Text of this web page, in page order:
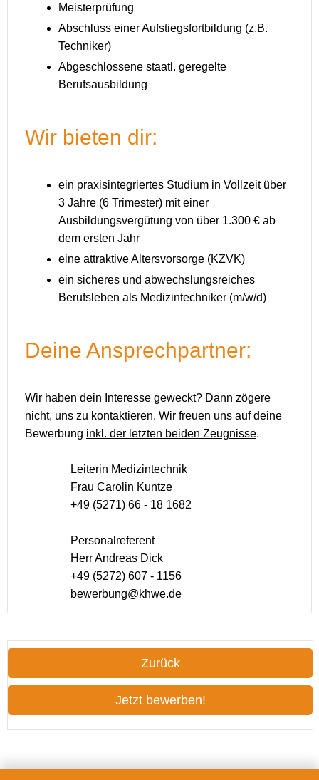
Zurück
Jetzt bewerben!
Meisterprüfung
Abschluss einer Aufstiegsfortbildung (z.B.
Techniker)
Abgeschlossene staatl. geregelte
Berufsausbildung
Wir bieten dir:
ein praxisintegriertes Studium in Vollzeit über
3 Jahre (6 Trimester) mit einer
Ausbildungsvergütung von über 1.300 € ab
dem ersten Jahr
eine attraktive Altersvorsorge (KZVK)
ein sicheres und abwechslungsreiches
Berufsleben als Medizintechniker (m/w/d)
Deine Ansprechpartner:
Wir haben dein Interesse geweckt? Dann zögere
nicht, uns zu kontaktieren. Wir freuen uns auf deine
Bewerbung inkl. der letzten beiden Zeugnisse.
Leiterin Medizintechnik
Frau Carolin Kuntze
+49 (5271) 66 - 18 1682
Personalreferent
Herr Andreas Dick
+49 (5272) 607 - 1156
bewerbung@khwe.de